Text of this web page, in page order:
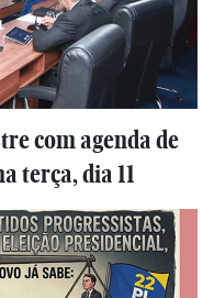
com agenda de
terça, dia 11